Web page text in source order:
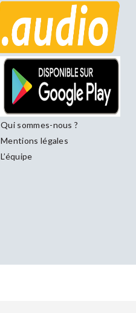
Qui sommes-nous ?
Mentions légales
L’équipe